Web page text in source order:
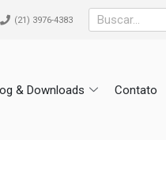
(21) 3976-4383
& Downloads Contato